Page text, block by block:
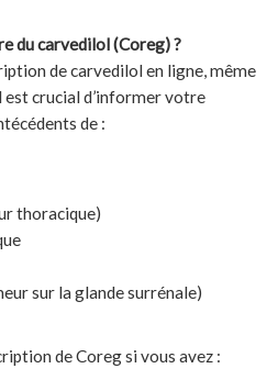
du carvedilol (Coreg) ?
de carvedilol en ligne, même
est crucial d’informer votre
de :
thoracique)
sur la glande surrénale)
de Coreg si vous avez :